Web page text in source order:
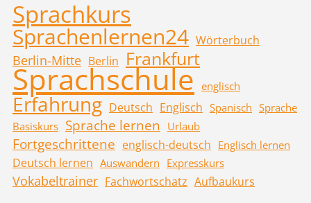
Sprachkurs
Sprachenlernen24 Wörterbuch
Berlin-Mitte Berlin Frankfurt
Sprachschule englisch
Erfahrung Deutsch Englisch Spanisch Sprache
Basiskurs Sprache lernen Urlaub
Fortgeschrittene englisch-deutsch Englisch lernen
Deutsch lernen Auswandern Expresskurs
Vokabeltrainer Fachwortschatz Aufbaukurs